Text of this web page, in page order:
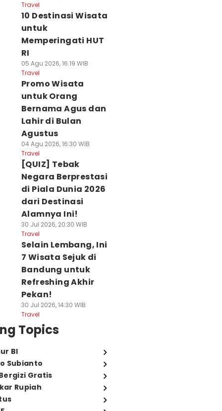
Travel
10 Destinasi Wisata
untuk
Memperingati HUT
RI
05 Agu 2026, 16:19 WIB
Travel
Promo Wisata
untuk Orang
Bernama Agus dan
Lahir di Bulan
Agustus
04 Agu 2026, 16:30 WIB
Travel
[QUIZ] Tebak
Negara Berprestasi
di Piala Dunia 2026
dari Destinasi
Alamnya Ini!
30 Jul 2026, 20:30 WIB
Travel
Selain Lembang, Ini
7 Wisata Sejuk di
Bandung untuk
Refreshing Akhir
Pekan!
30 Jul 2026, 14:30 WIB
Travel
Topics
BI
Subianto
Gratis
Rupiah